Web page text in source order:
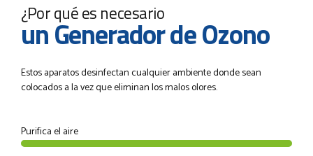
¿Por qué es necesario
un Generador de Ozono
Estos aparatos desinfectan cualquier ambiente donde sean
colocados a la vez que eliminan los malos olores.
Purifica el aire